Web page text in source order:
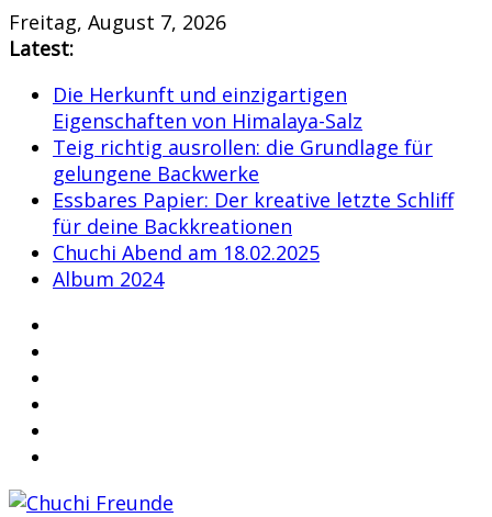
Skip
to
Freitag, August 7, 2026
Latest:
Die Herkunft und einzigartigen
Eigenschaften von Himalaya-Salz
Teig richtig ausrollen: die Grundlage für
gelungene Backwerke
Essbares Papier: Der kreative letzte Schliff
für deine Backkreationen
Chuchi Abend am 18.02.2025
Album 2024